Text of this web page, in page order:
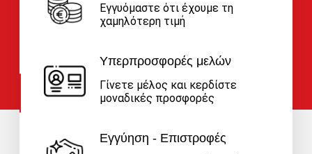
Εγγυόμαστε ότι έχουμε τη
χαμηλότερη τιμή
Υπερπροσφορές μελών
Γίνετε μέλος και κερδίστε
μοναδικές προσφορές
Εγγύηση - Επιστροφές